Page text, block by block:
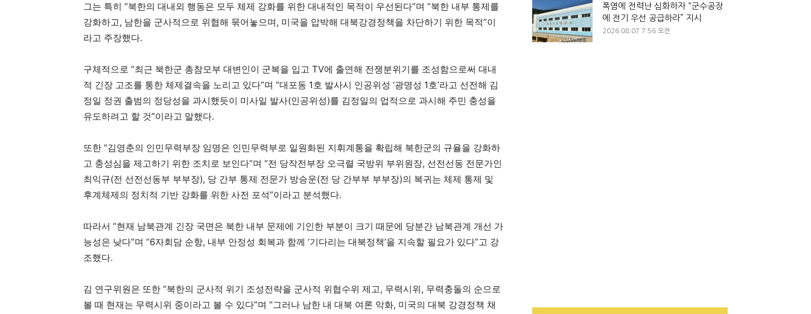
그는 특히 “북한의 대내외 행동은 모두 체제 강화를 위한 대내적인 목적이 우선된다”며 “북한 내부 통제를
강화하고, 남한을 군사적으로 위협해 묶어놓으며, 미국을 압박해 대북강경정책을 차단하기 위한 목적”이
라고 주장했다.
구체적으로 “최근 북한군 총참모부 대변인이 군복을 입고 TV에 출연해 전쟁분위기를 조성함으로써 대내
적 긴장 고조를 통한 체제결속을 노리고 있다”며 “대포동 1호 발사시 인공위성 ‘광명성 1호’라고 선전해 김
정일 정권 출범의 정당성을 과시했듯이 미사일 발사(인공위성)를 김정일의 업적으로 과시해 주민 충성을
유도하려고 할 것”이라고 말했다.
또한 “김영춘의 인민무력부장 임명은 인민무력부로 일원화된 지휘계통을 확립해 북한군의 규율을 강화하
고 충성심을 제고하기 위한 조치로 보인다”며 “전 당작전부장 오극렬 국방위 부위원장, 선전선동 전문가인
최익규(전 선전선동부 부부장), 당 간부 통제 전문가 방승운(전 당 간부부 부부장)의 복귀는 체제 통제 및
후계체제의 정치적 기반 강화를 위한 사전 포석”이라고 분석했다.
따라서 “현재 남북관계 긴장 국면은 북한 내부 문제에 기인한 부분이 크기 때문에 당분간 남북관계 개선 가
능성은 낮다”며 “6자회담 순항, 내부 안정성 회복과 함께 ‘기다리는 대북정책’을 지속할 필요가 있다”고 강
조했다.
김 연구위원은 또한 “북한의 군사적 위기 조성전략을 군사적 위협수위 제고, 무력시위, 무력충돌의 순으로
볼 때 현재는 무력시위 중이라고 볼 수 있다”며 “그러나 남한 내 대북 여론 악화, 미국의 대북 강경정책 채
폭염에 전력난 심화하자 “군수공장
에 전기 우선 공급하라” 지시
2026.08.07 7:56 오전